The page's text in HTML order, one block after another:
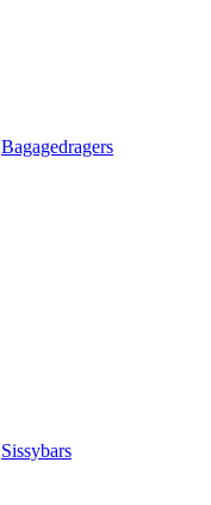
Bagagedragers
Sissybars